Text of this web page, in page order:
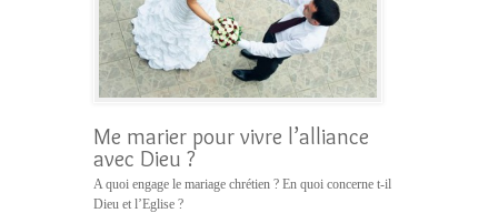
Me marier pour vivre l’alliance
avec Dieu ?
A quoi engage le mariage chrétien ? En quoi concerne t-il
Dieu et l’Eglise ?